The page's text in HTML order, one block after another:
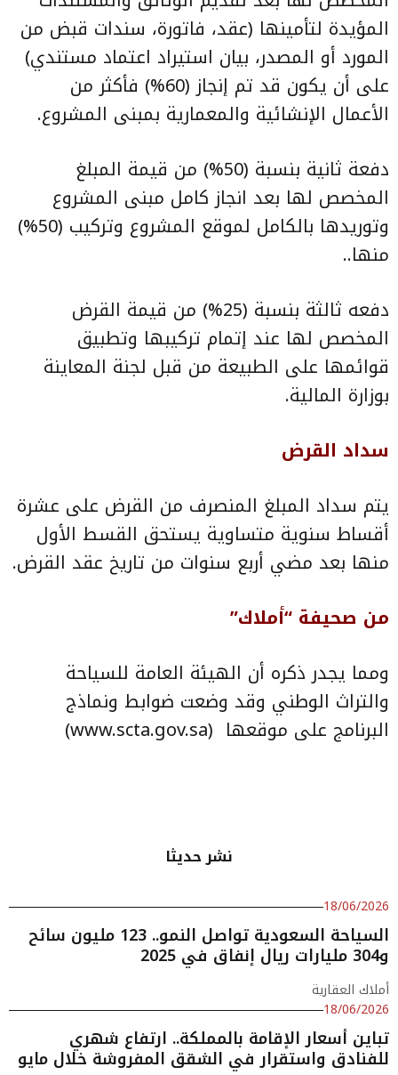
المؤيدة لتأمينها (عقد، فاتورة، سندات قبض من
المورد أو المصدر، بيان استيراد اعتماد مستندي)
على أن يكون قد تم إنجاز (60%) فأكثر من
الأعمال الإنشائية والمعمارية بمبنى المشروع.
دفعة ثانية بنسبة (50%) من قيمة المبلغ
المخصص لها بعد انجاز كامل مبنى المشروع
وتوريدها بالكامل لموقع المشروع وتركيب (50%)
منها..
دفعه ثالثة بنسبة (25%) من قيمة القرض
المخصص لها عند إتمام تركيبها وتطبيق
قوائمها على الطبيعة من قبل لجنة المعاينة
بوزارة المالية.
سداد القرض
يتم سداد المبلغ المنصرف من القرض على عشرة
أقساط سنوية متساوية يستحق القسط الأول
منها بعد مضي أربع سنوات من تاريخ عقد القرض.
من صحيفة “أملاك”
ومما يجدر ذكره أن الهيئة العامة للسياحة
والتراث الوطني وقد وضعت ضوابط ونماذج
البرنامج على موقعها (www.scta.gov.sa
)
نشر حديثا
18/06/2026
السياحة السعودية تواصل النمو.. 123 مليون سائح
و304 مليارات ريال إنفاق في 2025
أملاك العقارية
18/06/2026
تباين أسعار الإقامة بالمملكة.. ارتفاع شهري
للفنادق واستقرار في الشقق المفروشة خلال مايو